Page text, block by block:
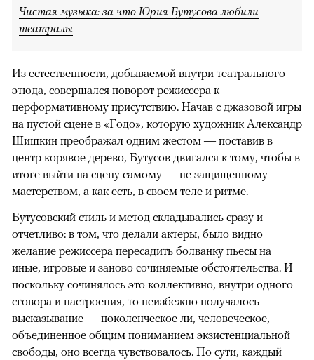
Чистая музыка: за что Юрия Бутусова любили
театралы
Из естественности, добываемой внутри театрального
этюда, совершался поворот режиссера к
перформативному присутствию. Начав с джазовой игры
на пустой сцене в «Годо», которую художник Александр
Шишкин преображал одним жестом — поставив в
центр корявое дерево, Бутусов двигался к тому, чтобы в
итоге выйти на сцену самому — не защищенному
мастерством, а как есть, в своем теле и ритме.
Бутусовский стиль и метод складывались сразу и
отчетливо: в том, что делали актеры, было видно
желание режиссера пересадить болванку пьесы на
иные, игровые и заново сочиняемые обстоятельства. И
поскольку сочинялось это коллективно, внутри одного
сговора и настроения, то неизбежно получалось
высказывание — поколенческое ли, человеческое,
объединенное общим пониманием экзистенциальной
свободы, оно всегда чувствовалось. По сути, каждый